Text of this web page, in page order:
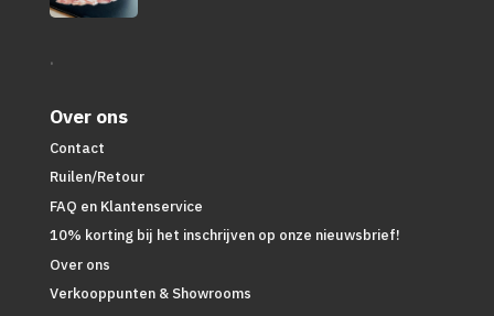
.
Over ons
Contact
Ruilen/Retour
FAQ en Klantenservice
10% korting bij het inschrijven op onze nieuwsbrief!
Over ons
Verkooppunten & Showrooms